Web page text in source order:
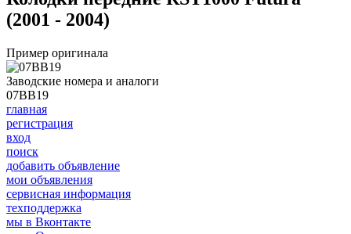
(2001 - 2004)
Пример оригинала
Заводские номера и аналоги
07BB19
главная
регистрация
вход
поиск
добавить объявление
мои объявления
сервисная информация
техподдержка
мы в Вконтакте